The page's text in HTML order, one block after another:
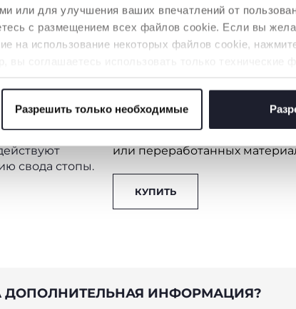
или для улучшения ваших впечатлений от
с размещением всех файлов cookie. Если вы
на использование некоторых файлов cookie,
Разрешить только необходимые
мягкими
свода стопы.
ЗАБОТА ОБ ЭКОЛОГИИ
Обувь частично или
или переработанных
КУПИТЬ
ИНФОРМАЦИЯ?